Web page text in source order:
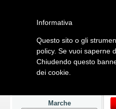
Home Listino Marchi
Hardware Software
Marche
Informativa
Questo sito o gli
policy. Se vuoi saperne
Chiudendo questo
dei cookie.